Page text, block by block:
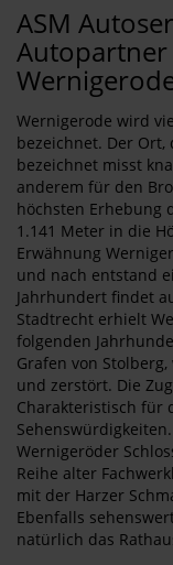
ASM
Wernigerode wird
bezeichnet. Der Ort,
bezeichnet misst
anderem für den
höchsten Erhebung
1.141 Meter in die
Erwähnung
und nach entstand
Jahrhundert findet
Stadtrecht erhielt
folgenden
Grafen von
und zerstört. Die
Charakteristisch für
Wernigeröder
Reihe alter
mit der Harzer
Ebenfalls
natürlich das